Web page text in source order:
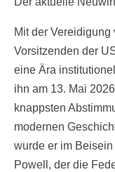
Mit der
Vorsitzenden der
eine Ära
ihn am 13. Mai
knappsten
modernen
wurde er im
Powell, der die